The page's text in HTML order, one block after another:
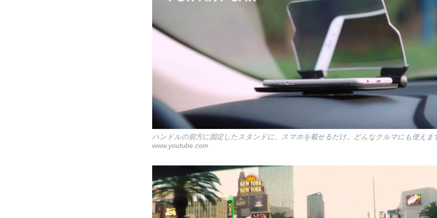
ハンドルの前方に固定したスタンドに、スマホを載せるだけ。どんなクルマにも使えま
www.youtube.com